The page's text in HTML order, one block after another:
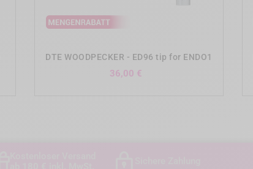
DTE WOODPECKER - ED96 tip for ENDO1
36,00 €